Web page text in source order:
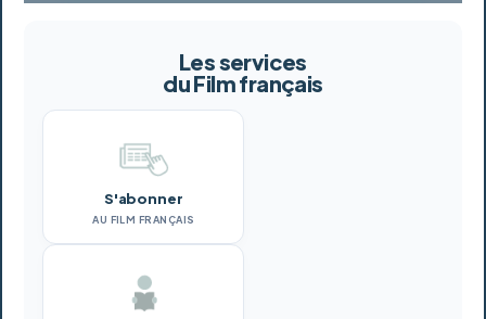
Les services
du Film français
S'abonner
AU FILM FRANÇAIS